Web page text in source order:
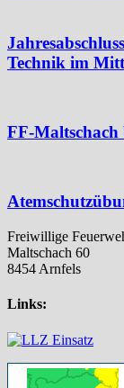
Technik im
FF-
Freiwillige
Maltschach 60
8454 Arnfels
Links: